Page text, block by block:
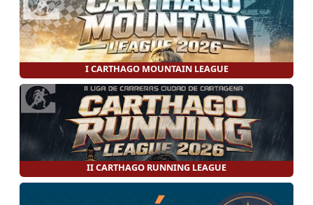
I CARTHAGO MOUNTAIN LEAGUE
II CARTHAGO RUNNING LEAGUE